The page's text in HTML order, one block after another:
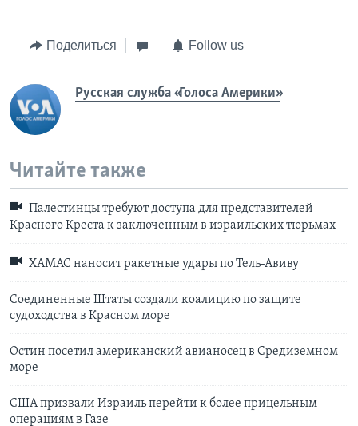
Поделиться Follow us
Русская служба «Голоса Америки»
Читайте также
Палестинцы требуют доступа для представителей
Красного Креста к заключенным в израильских тюрьмах
ХАМАС наносит ракетные удары по Тель-Авиву
Соединенные Штаты создали коалицию по защите
судоходства в Красном море
Остин посетил американский авианосец в Средиземном
море
США призвали Израиль перейти к более прицельным
операциям в Газе